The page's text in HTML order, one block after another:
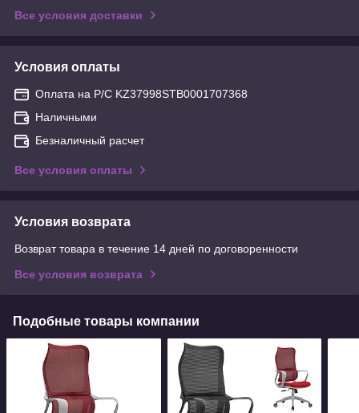
Все условия доставки
Условия оплаты
Оплата на Р/С KZ37998STB0001707368
Наличными
Безналичный расчет
Все условия оплаты
Условия возврата
Возврат товара в течение 14 дней по договоренности
Все условия возврата
Подобные товары компании